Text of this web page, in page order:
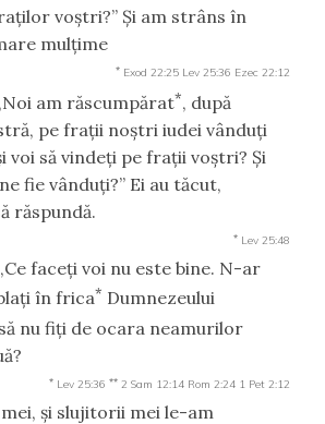
voştri?” Şi am strâns în
mulţime
* Exod 22:25 Lev 25:36 Ezec 22:12
am răscumpărat*, după
pe fraţii noştri iudei vânduţi
voi să vindeţi pe fraţii voştri? Şi
fie vânduţi?” Ei au tăcut,
răspundă.
* Lev 25:48
faceţi voi nu este bine. N-ar
în frica* Dumnezeului
să nu fiţi de ocara neamurilor
* Lev 25:36 ** 2 Sam 12:14 Rom 2:24 1 Pet 2:12
şi slujitorii mei le-am